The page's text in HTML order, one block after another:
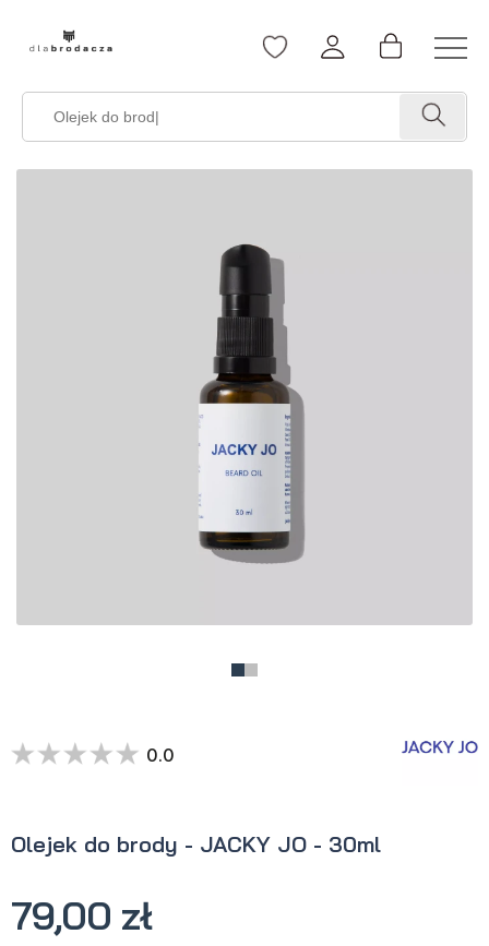
Olejek do brody - JACKY JO - 30ml
0.0
79,00 zł